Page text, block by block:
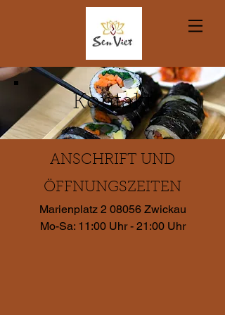
ANSCHRIFT UND
ÖFFNUNGSZEITEN
Marienplatz 2 08056 Zwickau
Mo-Sa: 11:00 Uhr - 21:00 Uhr
Kontakt